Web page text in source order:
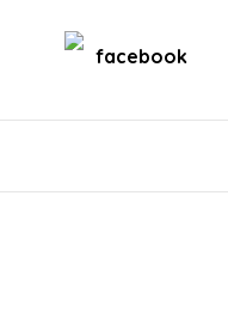
facebook